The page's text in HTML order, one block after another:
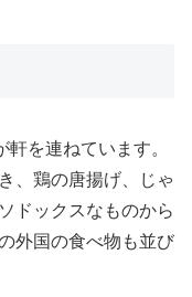
を連ねています。
、鶏の唐揚げ、じゃ
ドックスなものから
外国の食べ物も並び